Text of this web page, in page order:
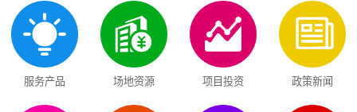
服务产品 场地资源 项目投资 政策新闻